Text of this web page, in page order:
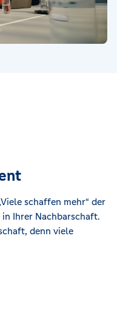
schaffen mehr“ der
Ihrer Nachbarschaft.
denn viele